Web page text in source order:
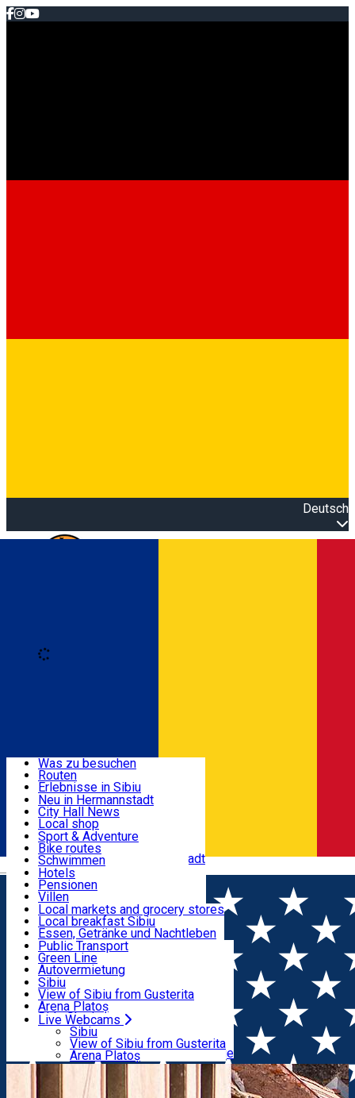
Deutsch
Română
Nützliche informationen
Aktivitäten & Abenteuer
Unterkunft
Essen, Getränke & Nachtleben
Transport & Parken
Live Webcams
Was zu besuchen
Routen
Erlebnisse in Sibiu
Podcast
Kultur
Museen
Kirchen
Parks, Zoo
Im Umkreis von Hermannstadt
Neu in Hermannstadt
City Hall News
Local shop
Sibiu Handwerker
Sibiul Verde
Public services
Bildung
Wie komme ich nach Sibiu?
Touristeninfo
Reiseführer
Guided tours
Local publication
Schönheitssalon
Sport & Adventure
Bike routes
Schwimmen
Reiten
Fitnessstudio
Loc de joacă indoor
Loc de joacă outdoor
Ski
Eislaufen
Yoga
Hotels
Pensionen
Villen
Hostels
Motels
Camping
Zimmer zu vermieten
Wohnungen
Unterkunft außerhalb von Sibiu
Local markets and grocery stores
Local breakfast Sibiu
Essen, Getränke und Nachtleben
Pizza
Fast Food
Kaffeestube
Konditorei
Pub, Bar
Nachtclubs
Bäckerei
Public Transport
Green Line
Autovermietung
Fahrad verleih
Scooter rentals
Taxi
Ride Sharing
Park-Tickets
Parkplätze
Ladestationen für Elektrofahrzeuge
Sibiu
View of Sibiu from Gusterita
Arena Platoș
Live Webcams
Sibiu
View of Sibiu from Gusterita
Arena Platoș
Home Audio Guide Point
7. Die Sporergasse, die
Kleine Erde und die Franziskanergasse